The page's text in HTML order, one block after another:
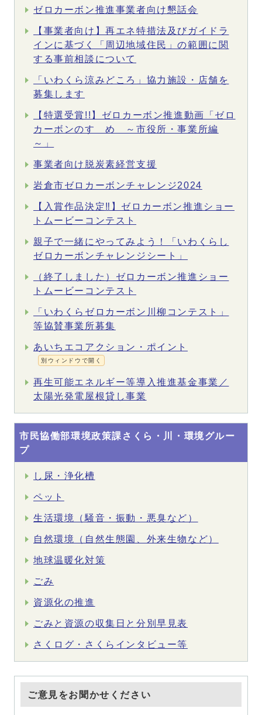
ゼロカーボン推進事業者向け懇話会
【事業者向け】再エネ特措法及びガイドラ
インに基づく「周辺地域住民」の範囲に関
する事前相談について
「いわくら涼みどころ」協力施設・店舗を
募集します
【特選受賞!!】ゼロカーボン推進動画「ゼロ
カーボンのすゝめ ～市役所・事業所編
～」
事業者向け脱炭素経営支援
岩倉市ゼロカーボンチャレンジ2024
【入賞作品決定‼】ゼロカーボン推進ショー
トムービーコンテスト
親子で一緒にやってみよう！「いわくらし
ゼロカーボンチャレンジシート」
（終了しました）ゼロカーボン推進ショー
トムービーコンテスト
「いわくらゼロカーボン川柳コンテスト」
等協賛事業所募集
あいちエコアクション・ポイント
別ウィンドウで開く
再生可能エネルギー等導入推進基金事業／
太陽光発電屋根貸し事業
市民協働部環境政策課さくら・川・環境グルー
プ
し尿・浄化槽
ペット
生活環境（騒音・振動・悪臭など）
自然環境（自然生態園、外来生物など）
地球温暖化対策
ごみ
資源化の推進
ごみと資源の収集日と分別早見表
さくログ・さくらインタビュー等
ご意見をお聞かせください